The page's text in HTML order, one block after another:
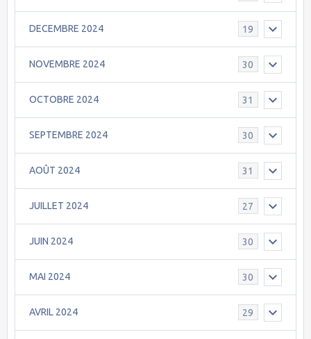
DECEMBRE 2024 19
NOVEMBRE 2024 30
OCTOBRE 2024 31
SEPTEMBRE 2024 30
AOÛT 2024 31
JUILLET 2024 27
JUIN 2024 30
MAI 2024 30
AVRIL 2024 29